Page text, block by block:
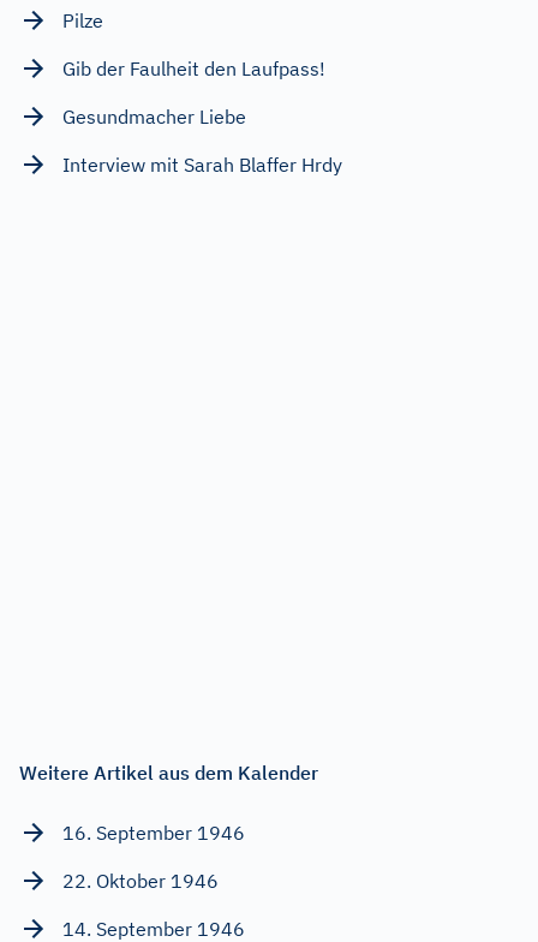
Pilze
Gib der Faulheit den Laufpass!
Gesundmacher Liebe
Interview mit Sarah Blaffer Hrdy
Weitere Artikel aus dem Kalender
16. September 1946
22. Oktober 1946
14. September 1946